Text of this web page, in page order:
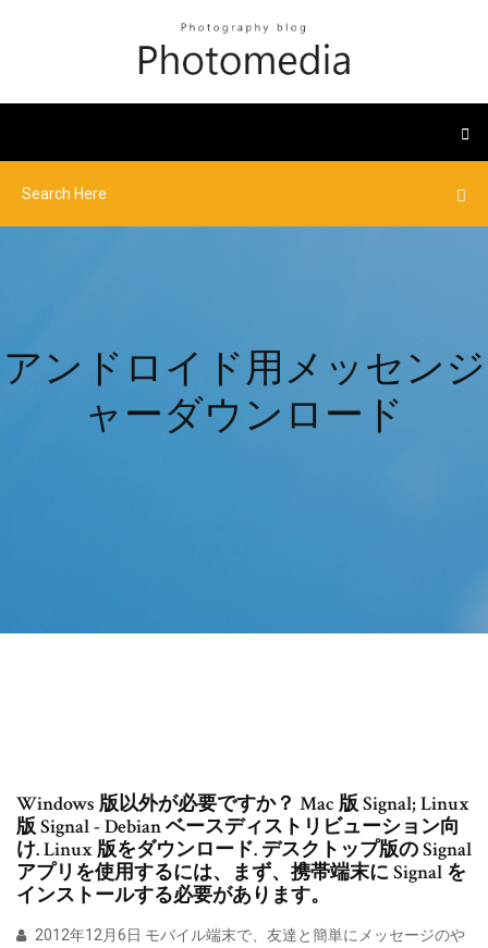
アンドロイド用メッセンジ
ャーダウンロード
Windows 版以外が必要ですか？ Mac 版 Signal; Linux
版 Signal - Debian ベースディストリビューション向
け. Linux 版をダウンロード. デスクトップ版の Signal
アプリを使用するには、まず、携帯端末に Signal を
インストールする必要があります。
2012年12月6日 モバイル端末で、友達と簡単にメッセージのや